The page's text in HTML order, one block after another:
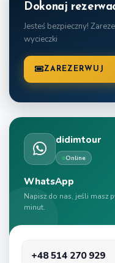
Dokonaj
Jesteś bezpieczny!
wycieczki
ZAREZERWUJ
didimtour
Online
WhatsApp
Napisz do nas, jeśli masz
minut.
+48 514 270 929